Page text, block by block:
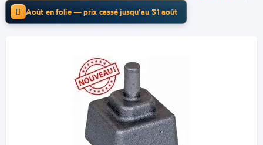
Août en folie — prix cassé jusqu’au 31 août